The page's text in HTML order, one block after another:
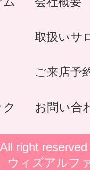
取扱いサ
ご来店予
お問い合
right
ウィズアルフ